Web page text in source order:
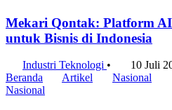
Mekari Qontak: Platform AI
untuk Bisnis di Indonesia
Industri Teknologi •
10 Juli
Beranda
Artikel
Nasional
Nasional